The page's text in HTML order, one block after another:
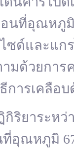
นที่อุณหภูมิ
ซด์และแก
ามด้วยกา
การเคลือบ
ริยาระหว่
อุณหภูมิ